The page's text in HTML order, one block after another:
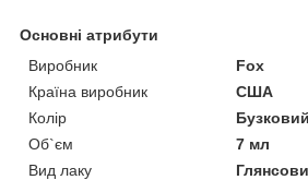
Основні атрибути
Виробник
Fox
Країна виробник
США
Колір
Бузковий
Об`єм
7 мл
Вид лаку